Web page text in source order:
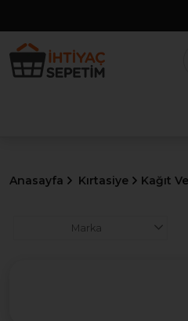
Anasayfa Kırtasiye Kağıt
Marka